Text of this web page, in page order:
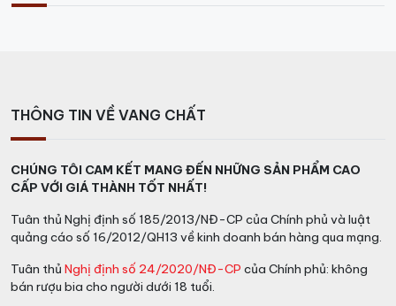
là cách hoàn hảo để bạn gửi gắm những lời chúc sức
THÔNG TIN VỀ VANG CHẤT
CHÚNG TÔI CAM KẾT MANG ĐẾN NHỮNG SẢN PHẨM CAO
CẤP VỚI GIÁ THÀNH TỐT NHẤT!
Tuân thủ Nghị định số 185/2013/NĐ-CP của Chính phủ và luật
quảng cáo số 16/2012/QH13 về kinh doanh bán hàng qua mạng.
Tuân thủ Nghị định số 24/2020/NĐ-CP của Chính phủ: không
bán rượu bia cho người dưới 18 tuổi.